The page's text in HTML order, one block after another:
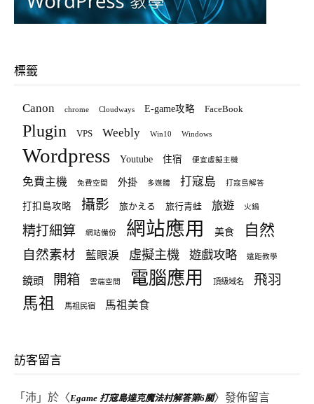
標籤
Canon chrome Cloudways E-game攻略 FaceBook
Plugin VPS Weebly Win10 Windows
Wordpress Youtube 住宿 便宜虛擬主機
免費主機 免費空間 外掛 多媒體 打寇島 打寇島解答
打扣島攻略 攝影 旅かえる 旅行青蛙 旅遊 火鍋
精打細算 網站備份 網站應用 美食 自然
自然素材 藍眼淚 虛擬主機 遊戲攻略 遠距教學
鏡頭 開箱 雲端空間 電腦應用 頂級域名 飛羽
馬祖 馬祖民宿 馬祖美食
訪客留言
「 沛 」於〈Egame 打寇島達克魔法村解答第6關〉發佈留言